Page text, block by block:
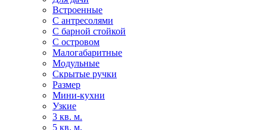
Встроенные
С антресолями
С барной стойкой
С островом
Малогабаритные
Модульные
Скрытые ручки
Размер
Мини-кухни
Узкие
3 кв. м.
5 кв. м.